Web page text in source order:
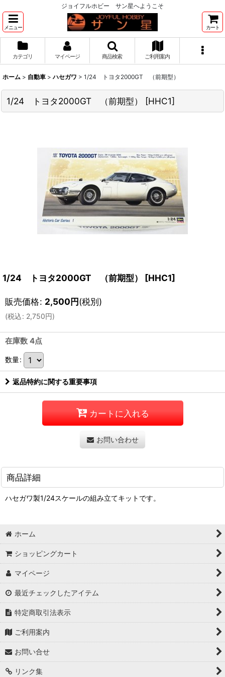
ジョイフルホビー サン星へようこそ
メニュー カート
カテゴリ マイページ 商品検索 ご利用案内
ホーム > 自動車 > ハセガワ > 1/24 トヨタ2000GT （前期型）
1/24 トヨタ2000GT （前期型） [HHC1]
1/24 トヨタ2000GT （前期型） [HHC1]
販売価格: 2,500円(税別)
(税込: 2,750円)
在庫数 4点
数量:
返品特約に関する重要事項
カートに入れる
お問い合わせ
商品詳細
ハセガワ製1/24スケールの組み立てキットです。
ホーム
ショッピングカート
マイページ
最近チェックしたアイテム
特定商取引法表示
ご利用案内
お問い合せ
リンク集